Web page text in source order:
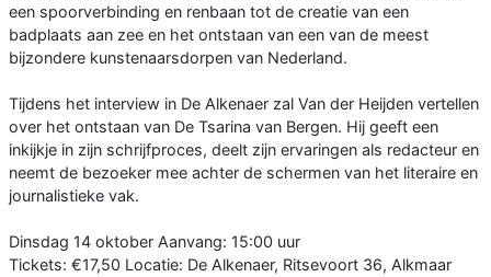
een spoorverbinding en renbaan tot de creatie van een
badplaats aan zee en het ontstaan van een van de meest
bijzondere kunstenaarsdorpen van Nederland.
Tijdens het interview in De Alkenaer zal Van der Heijden vertellen
over het ontstaan van De Tsarina van Bergen. Hij geeft een
inkijkje in zijn schrijfproces, deelt zijn ervaringen als redacteur en
neemt de bezoeker mee achter de schermen van het literaire en
journalistieke vak.
Dinsdag 14 oktober Aanvang: 15:00 uur
Tickets: €17,50 Locatie: De Alkenaer, Ritsevoort 36, Alkmaar